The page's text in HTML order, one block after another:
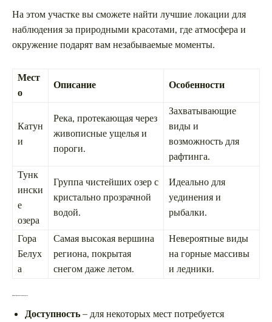
На этом участке вы сможете найти лучшие локации для
наблюдения за природными красотами, где атмосфера и
окружение подарят вам незабываемые моменты.
Мест
о
Описание Особенности
Катун
и
Река, протекающая через
живописные ущелья и
пороги.
Захватывающие
виды и
возможность для
рафтинга.
Тунк
ински
е
озера
Группа чистейших озер с
кристально прозрачной
водой.
Идеально для
уединения и
рыбалки.
Гора
Белух
а
Самая высокая вершина
региона, покрытая
снегом даже летом.
Невероятные виды
на горные массивы
и ледники.
Как выбрать место для отдыха
Доступность– для некоторых мест потребуется